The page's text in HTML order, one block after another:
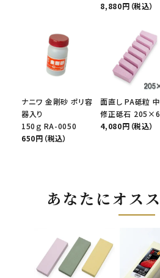
8,880円（税込）
ナニワ 金剛砂 ポリ容
器入り
150ｇ RA-0050
650円（税込）
面直し PA砥粒
修正砥石
4,080円（税込）
あなたにオス